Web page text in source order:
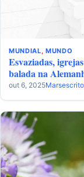
MUNDIAL, MUNDO
Esvaziadas,
balada na
out 6, 2025